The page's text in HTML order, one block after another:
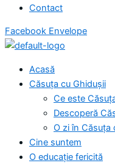
Contact
Facebook Envelope
Acasă
Căsuța cu Ghidușii
Ce este
Descoperă
O zi în Căsuța
Cine suntem
O educație fericită